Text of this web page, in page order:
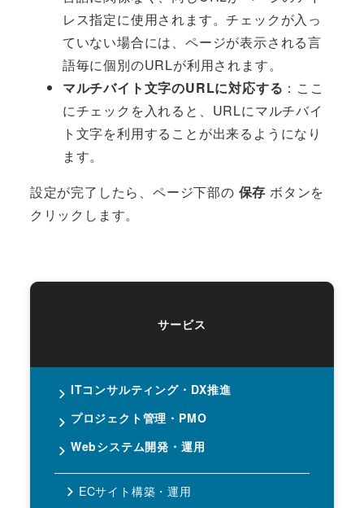
レス指定に使用されます。チェックが入っ
ていない場合には、ページが表示される言
語毎に個別のURLが利用されます。
マルチバイト文字のURLに対応する ：ここ
にチェックを入れると、URLにマルチバイ
ト文字を利用することが出来るようになり
ます。
設定が完了したら、ページ下部の 保存 ボタンを
クリックします。
サービス
ITコンサルティング・DX推進
プロジェクト管理・PMO
Webシステム開発・運用
ECサイト構築・運用